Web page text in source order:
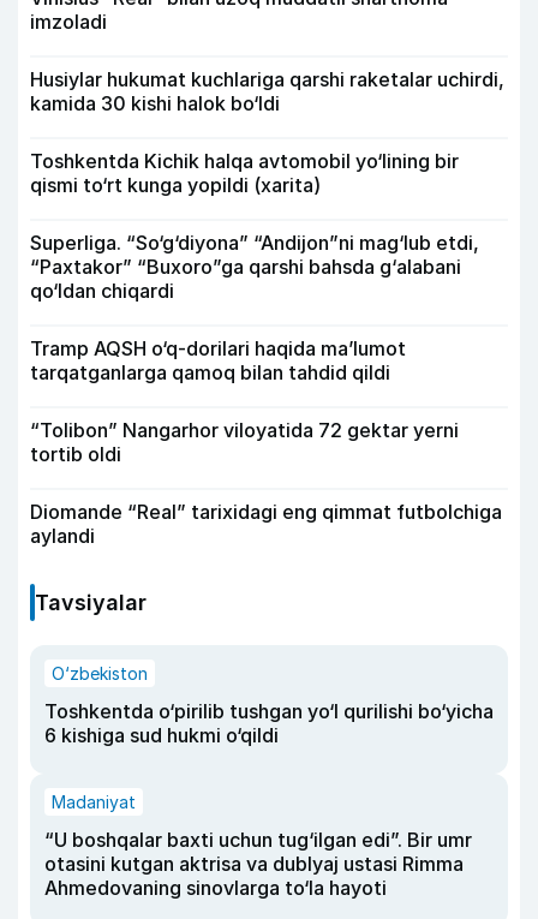
imzoladi
Husiylar hukumat kuchlariga qarshi raketalar uchirdi,
kamida 30 kishi halok bo‘ldi
Toshkentda Kichik halqa avtomobil yo‘lining bir
qismi to‘rt kunga yopildi (xarita)
Superliga. “So‘g‘diyona” “Andijon”ni mag‘lub etdi,
“Paxtakor” “Buxoro”ga qarshi bahsda g‘alabani
qo‘ldan chiqardi
Tramp AQSH o‘q-dorilari haqida ma’lumot
tarqatganlarga qamoq bilan tahdid qildi
“Tolibon” Nangarhor viloyatida 72 gektar yerni
tortib oldi
Diomande “Real” tarixidagi eng qimmat futbolchiga
aylandi
Tavsiyalar
O‘zbekiston
Toshkentda o‘pirilib tushgan yo‘l qurilishi bo‘yicha
6 kishiga sud hukmi o‘qildi
Madaniyat
“U boshqalar baxti uchun tug‘ilgan edi”. Bir umr
otasini kutgan aktrisa va dublyaj ustasi Rimma
Ahmedovaning sinovlarga to‘la hayoti